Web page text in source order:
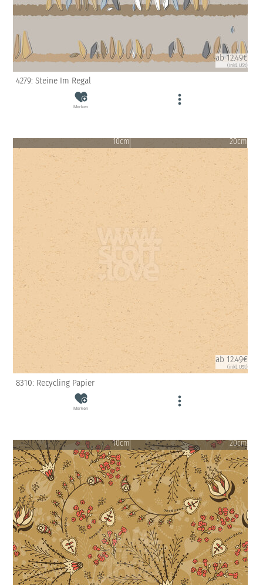
ab 12.49€
(inkl. USt)
4279: Steine Im Regal
Merken
10cm 20cm
ab 12.49€
(inkl. USt)
8310: Recycling Papier
Merken
10cm 20cm